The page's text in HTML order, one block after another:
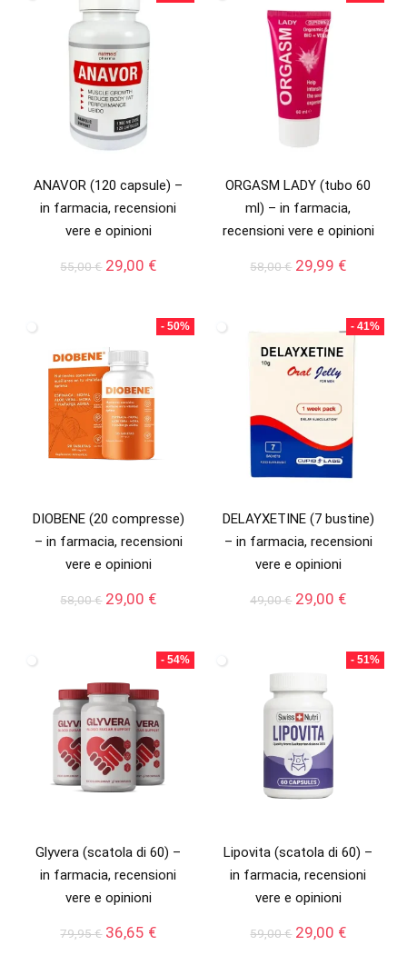
55,00 €.34,99 €.
78,00 €.49,00 €.
ANAVOR (120 capsule) –
in farmacia, recensioni
vere e opinioni
55,00€ Il
55,00 €.
29,00 €Il
è:
29,00 €.
ORGASM LADY (tubo 60
ml) – in farmacia,
recensioni vere e opinioni
58,00€ Il
58,00 €.
29,99 €Il
è:
29,99 €.
- 50%
DIOBENE (20 compresse)
– in farmacia, recensioni
vere e opinioni
58,00€ Il
58,00 €.
29,00 €Il
è:
29,00 €.
- 41%
DELAYXETINE (7 bustine)
– in farmacia, recensioni
vere e opinioni
49,00€ Il
49,00 €.
29,00 €Il
è:
29,00 €.
- 54%
Glyvera (scatola di 60) –
in farmacia, recensioni
vere e opinioni
79,95€ Il
36,65 €Il
- 51%
Lipovita (scatola di 60) –
in farmacia, recensioni
vere e opinioni
59,00€ Il
29,00 €Il